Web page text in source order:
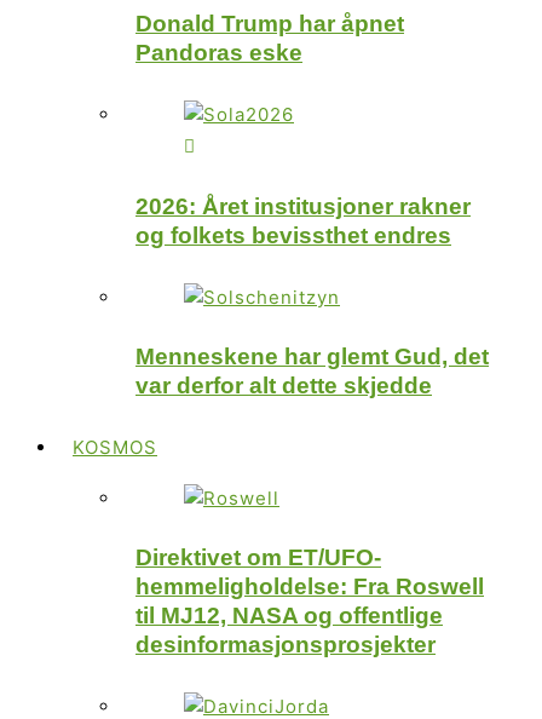
Donald Trump har åpnet
Pandoras eske
2026: Året institusjoner rakner
og folkets bevissthet endres
Menneskene har glemt Gud, det
var derfor alt dette skjedde
KOSMOS
Direktivet om ET/UFO-
hemmeligholdelse: Fra Roswell
til MJ12, NASA og offentlige
desinformasjonsprosjekter